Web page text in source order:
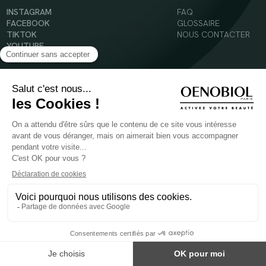
INSTAGRAM
FACEBOOK
TIKTOK
YOUTUBE
FAQ
GLOSSAIRE
NOUS CONTACTER
© 2024 Oenobiol Paris
Mentions légales
Conditions Générales d’Utilisation
POUR VOTRE SANTÉ, MANGEZ AU MOINS CINQ FRUITS ET LÉGUMES PAR JOUR -
Les complément alimentaires doivent être utilisés dans le cadre d'un mode de vie sain et
Réservé à l'adulte. Consulter attentivement l'étiquetage des produits avant l'utilisation.